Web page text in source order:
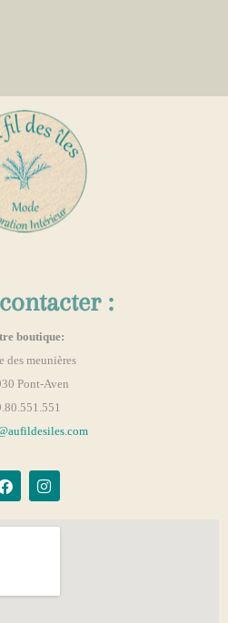
:
boutique:
des meunières
Pont-Aven